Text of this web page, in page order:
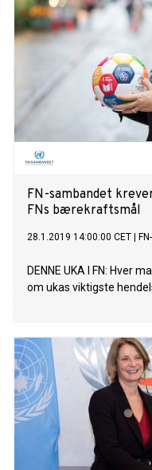
spoofing-anrop i løpet
vi stopper et svært stort
fange opp alt. Derfor vil
mobilbrukere og råde
heller litt for
svindelekspert i Telia
at wangiri og spoofing
svindelmetoder, og vi
samtaler sammenlignet
økning
FN-sambandet
FNs bærekraftsmål
28.1.2019 14:00:00 CET
DENNE UKA I FN: Hver
om ukas viktigste